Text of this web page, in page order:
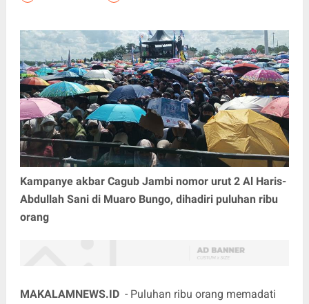
Kampanye akbar Cagub Jambi nomor urut 2 Al Haris-
Abdullah Sani di Muaro Bungo, dihadiri puluhan ribu
orang
MAKALAMNEWS.ID- Puluhan ribu orang memadati